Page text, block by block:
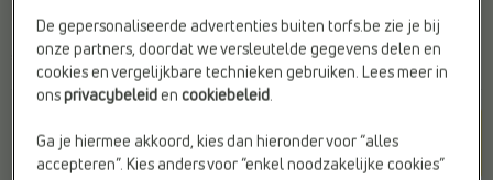
€ 65,99
TAN TAN
De gepersonaliseerde advertenties buiten torfs.be zie je bij
onze partners, doordat we versleutelde gegevens delen en
cookies en vergelijkbare technieken gebruiken. Lees meer in
onsprivacybeleid encookiebeleid.
Ga je hiermee akkoord, kies dan hieronder voor “alles
accepteren”. Kies anders voor “enkel noodzakelijke cookies”